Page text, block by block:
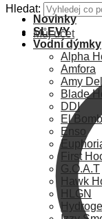
Hledat:
Můj účet
Novinky
SLEVY
Vodní dýmky
Alpha
Amfora
Amy
Blade
DDI
El
Enso
First
G.O.A.T
Hawk
HLGN